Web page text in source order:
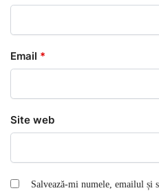
Email *
Site web
Salvează-mi numele, emailul și